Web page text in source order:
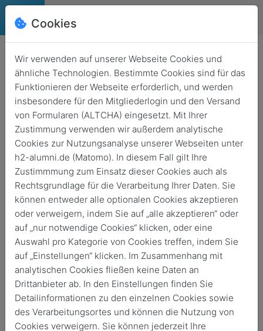
News
Zurück Archivierte News
Alle Alumni Stories Alumni Veranstaltungen
Alumni-Veranstaltungen
Cookies
Wir verwenden auf unserer Webseite Cookies und
ähnliche Technologien. Bestimmte Cookies sind für das
Funktionieren der Webseite erforderlich, und werden
insbesondere für den Mitgliederlogin und den Versand
von Formularen (ALTCHA) eingesetzt. Mit Ihrer
Zustimmung verwenden wir außerdem analytische
Cookies zur Nutzungsanalyse unserer Webseiten unter
h2-alumni.de (Matomo). In diesem Fall gilt Ihre
Zustimmmung zum Einsatz dieser Cookies auch als
Rechtsgrundlage für die Verarbeitung Ihrer Daten. Sie
können entweder alle optionalen Cookies akzeptieren
oder verweigern, indem Sie auf „alle akzeptieren“ oder
auf „nur notwendige Cookies“ klicken, oder eine
Auswahl pro Kategorie von Cookies treffen, indem Sie
auf „Einstellungen“ klicken. Im Zusammenhang mit
analytischen Cookies fließen keine Daten an
Drittanbieter ab. In den Einstellungen finden Sie
Detailinformationen zu den einzelnen Cookies sowie
des Verarbeitungsortes und können die Nutzung von
Cookies verweigern. Sie können jederzeit Ihre